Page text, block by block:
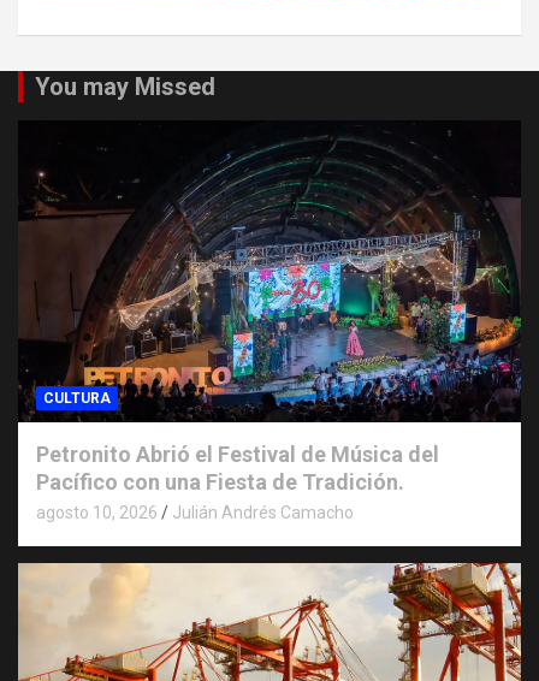
You may Missed
CULTURA
Petronito Abrió el Festival de Música del
Pacífico con una Fiesta de Tradición.
agosto 10, 2026 Julián Andrés Camacho